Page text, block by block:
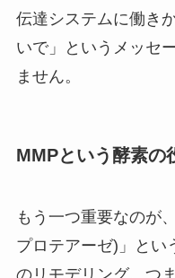
伝達システムに働き
いで」というメッセ
ません。
MMPという酵素の
もう一つ重要なのが
プロテアーゼ)」とい